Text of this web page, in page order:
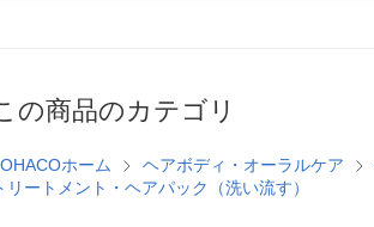
の商品のカテゴリ
ホーム ヘアボディ・オーラルケア
リートメント・ヘアパック（洗い流す）